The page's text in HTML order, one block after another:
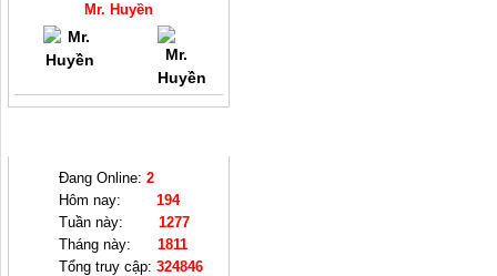
Mr. Huyền
Đang Online: 2
Hôm nay: 194
Tuần này: 1277
Tháng này: 1811
Tổng truy cập: 324846